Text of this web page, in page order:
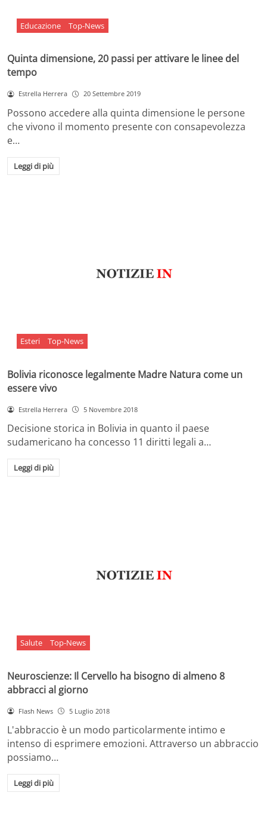
Educazione Top-News
Quinta dimensione, 20 passi per attivare le linee del
tempo
Estrella Herrera 20 Settembre 2019
Possono accedere alla quinta dimensione le persone
che vivono il momento presente con consapevolezza
e…
Leggi di più
Esteri Top-News
Bolivia riconosce legalmente Madre Natura come un
essere vivo
Estrella Herrera 5 Novembre 2018
Decisione storica in Bolivia in quanto il paese
sudamericano ha concesso 11 diritti legali a…
Leggi di più
Salute Top-News
Neuroscienze: Il Cervello ha bisogno di almeno 8
abbracci al giorno
Flash News 5 Luglio 2018
L'abbraccio è un modo particolarmente intimo e
intenso di esprimere emozioni. Attraverso un abbraccio
possiamo…
Leggi di più